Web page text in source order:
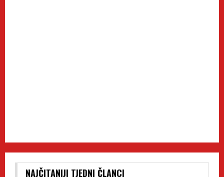
NAJČITANIJI TJEDNI ČLANCI